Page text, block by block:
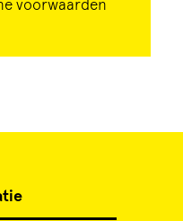
voorwaarden